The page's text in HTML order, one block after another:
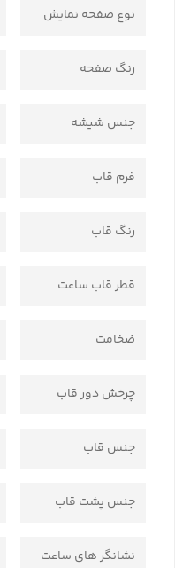
نوع صفحه نمایش
رنگ صفحه
جنس شیشه
فرم قاب
رنگ قاب
قطر قاب ساعت
ضخامت
چرخش دور قاب
جنس قاب
جنس پشت قاب
نشانگر های ساعت